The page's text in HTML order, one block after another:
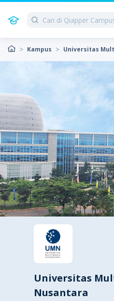
Kampus Universitas
Universitas
Nusantara